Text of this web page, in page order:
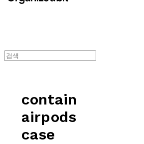
contain
airpods
case